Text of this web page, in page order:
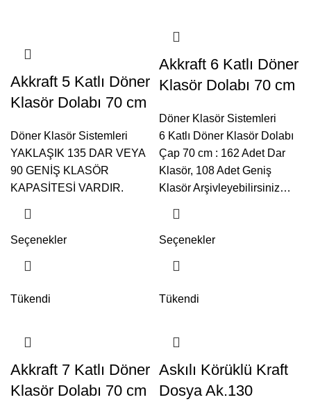
Akkraft 5 Katlı Döner
Klasör Dolabı 70 cm
Döner Klasör Sistemleri
YAKLAŞIK 135 DAR VEYA
90 GENİŞ KLASÖR
KAPASİTESİ VARDIR.
Seçenekler
Akkraft 6 Katlı Döner
Klasör Dolabı 70 cm
Döner Klasör Sistemleri
6 Katlı Döner Klasör Dolabı
Çap 70 cm : 162 Adet Dar
Klasör, 108 Adet Geniş
Klasör Arşivleyebilirsiniz…
Seçenekler
Tükendi
Akkraft 7 Katlı Döner
Klasör Dolabı 70 cm
Tükendi
Askılı Körüklü Kraft
Dosya Ak.130